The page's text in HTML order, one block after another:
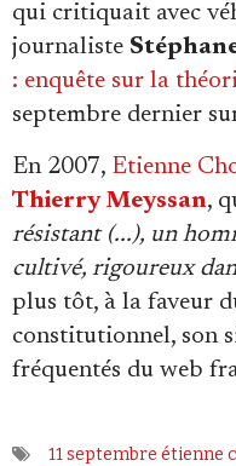
qui critiquait avec
journaliste
: enquête sur la
septembre dernier
En 2007, Etienne
Thierry Meyssan,
résistant (...), un
cultivé, rigoureux
plus tôt, à la faveur
constitutionnel, son
fréquentés du web
11 septembre étienne